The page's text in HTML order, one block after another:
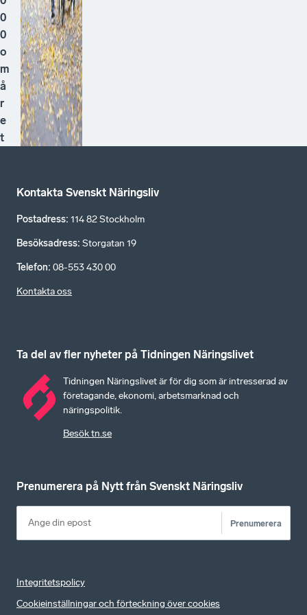
0
0
o
m
å
r
e
t
Kontakta Svenskt Näringsliv
Postadress: 114 82 Stockholm
Besöksadress: Storgatan 19
Telefon: 08-553 430 00
Kontakta oss
Ta del av fler nyheter på Tidningen Näringslivet
Tidningen Näringslivet är för dig som är intresserad av
företagande, ekonomi, arbetsmarknad och
näringspolitik.
Besök tn.se
Prenumerera på Nytt från Svenskt Näringsliv
Prenumerera
Integritetspolicy
Cookieinställningar och förteckning över cookies